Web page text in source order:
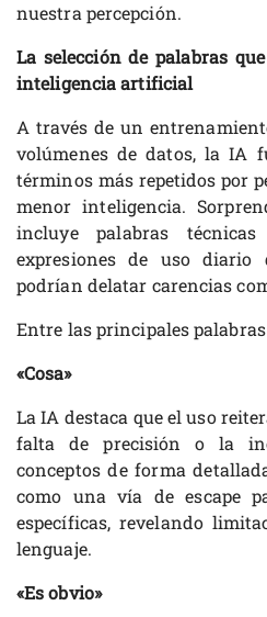
nuestra percepción.
La selección de palabras
inteligencia artificial
A través de un
volúmenes de datos, la IA
términos más repetidos por
menor inteligencia.
incluye palabras
expresiones de uso diario
podrían delatar carencias
Entre las principales
«Cosa»
La IA destaca que el uso
falta de precisión o la
conceptos de forma
como una vía de escape
específicas, revelando
lenguaje.
«Es obvio»